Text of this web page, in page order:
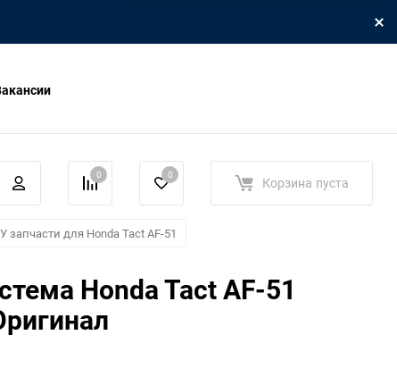
0 0 Корзина пуста
запчасти для Honda Tact AF-51
Honda Tact AF-51